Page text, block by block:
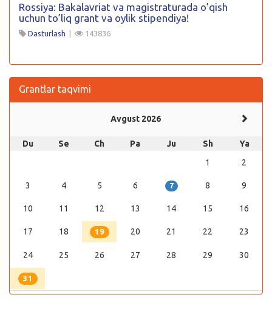
Rossiya: Bakalavriat va magistraturada o’qish
uchun to’liq grant va oylik stipendiya!
Dasturlash | 143836
Grantlar taqvimi
Avgust 2026
Du Se Ch Pa Ju Sh
Ya
1
2
3 4 5 6 7 8 9
10 11 12 13 14 15 16
17 18 19 20 21 22 23
24 25 26 27 28 29 30
31